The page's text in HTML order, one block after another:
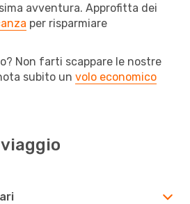
avventura. Approfitta dei
per risparmiare
Non farti scappare le nostre
subito un volo economico